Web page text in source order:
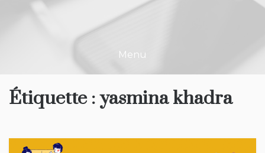
Menu
Étiquette :yasmina khadra